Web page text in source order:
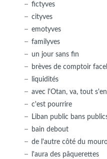
fictyves
cityves
emotyves
familyves
un jour sans fin
brèves de comptoir
liquidités
avec l'Otan, va, tout
c'est pourrire
Liban public bans
bain debout
de l'autre côté du
l'aura des pâquerettes